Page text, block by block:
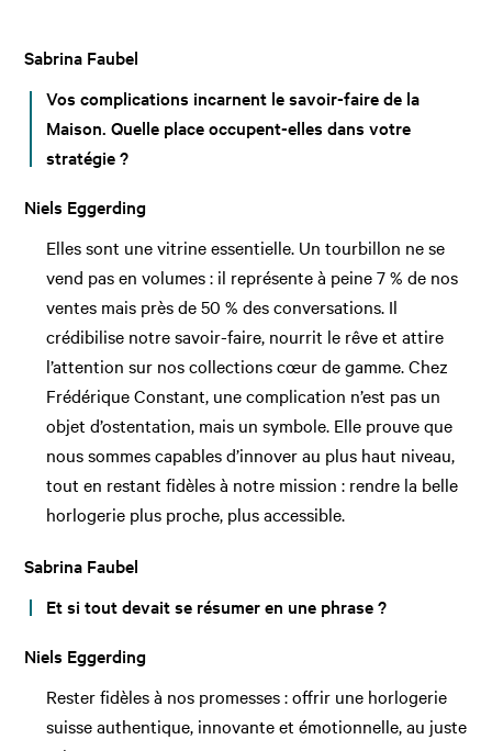
Sabrina Faubel
Vos complications incarnent le savoir-faire de la
Maison. Quelle place occupent-elles dans votre
stratégie ?
Niels Eggerding
Elles sont une vitrine essentielle. Un tourbillon ne se
vend pas en volumes : il représente à peine 7 % de nos
ventes mais près de 50 % des conversations. Il
crédibilise notre savoir-faire, nourrit le rêve et attire
l’attention sur nos collections cœur de gamme. Chez
Frédérique Constant, une complication n’est pas un
objet d’ostentation, mais un symbole. Elle prouve que
nous sommes capables d’innover au plus haut niveau,
tout en restant fidèles à notre mission : rendre la belle
horlogerie plus proche, plus accessible.
Sabrina Faubel
Et si tout devait se résumer en une phrase ?
Niels Eggerding
Rester fidèles à nos promesses : offrir une horlogerie
suisse authentique, innovante et émotionnelle, au juste